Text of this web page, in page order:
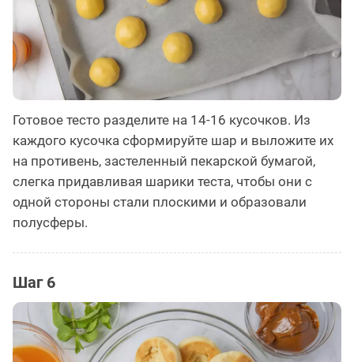
Готовое тесто разделите на 14-16 кусочков. Из
каждого кусочка сформируйте шар и выложите их
на противень, застеленный пекарской бумагой,
слегка придавливая шарики теста, чтобы они с
одной стороны стали плоскими и образовали
полусферы.
Шаг 6